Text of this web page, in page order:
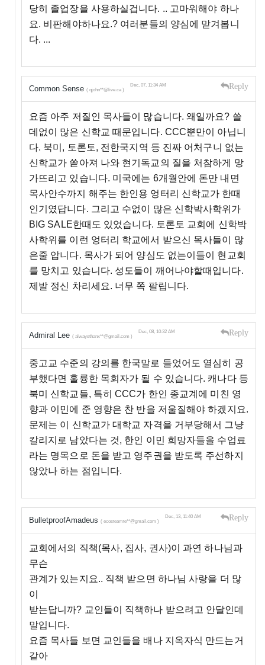
당히 졸업장을 사용하실겁니다. .. 고마워해야 하나
요. 비판해야하나요.? 여러분들의 양심에 맏겨봅니
다. ...
Common Sense ( qjohn**@live.ca )
Dec, 07, 11:34 AM Reply
요즘 아주 저질인 목사들이 많습니다. 왜일까요? 쓸
데없이 많은 신학교 때문입니다. CCC뿐만이 아닙니
다. 북미, 토론토, 전한국지역 등 진짜 어처구니 없는
신학교가 쏟아져 나와 현기독교의 질을 처참하게 망
가뜨리고 있습니다. 미국에는 6개월안에 돈만 내면
목사안수까지 해주는 한인용 엉터리 신학교가 한때
인기였답니다. 그리고 수없이 많은 신학박사학위가
BIG SALE한때도 있었습니다. 토론토 교회에 신학박
사학위를 이런 엉터리 학교에서 받으신 목사들이 많
은줄 압니다. 목사가 되어 양심도 없는이들이 현교회
를 망치고 있습니다. 성도들이 깨어나야할때입니다.
제발 정신 차리세요. 너무 쪽 팔립니다.
Admiral Lee ( alwaysthanx**@gmail.com )
Dec, 08, 10:32 AM Reply
중고교 수준의 강의를 한국말로 들었어도 열심히 공
부했다면 훌륭한 목회자가 될 수 있습니다. 캐나다 등
북미 신학교들, 특히 CCC가 한인 종교계에 미친 영
향과 이민에 준 영향은 찬 반을 저울질해야 하겠지요.
문제는 이 신학교가 대학교 자격을 거부당해서 그냥
칼리지로 남았다는 것, 한인 이민 희망자들을 수업료
라는 명목으로 돈을 받고 영주권을 받도록 주선하지
않았나 하는 점입니다.
BulletproofAmadeus ( ecosteamte**@gmail.com )
Dec, 13, 11:40 AM Reply
교회에서의 직책(목사, 집사, 권사)이 과연 하나님과
무슨
관계가 있는지요.. 직책 받으면 하나님 사랑을 더 많
이
받는답니까? 교인들이 직책하나 받으려고 안달인데
말입니다.
요즘 목사들 보면 교인들을 배나 지옥자식 만드는거
같아